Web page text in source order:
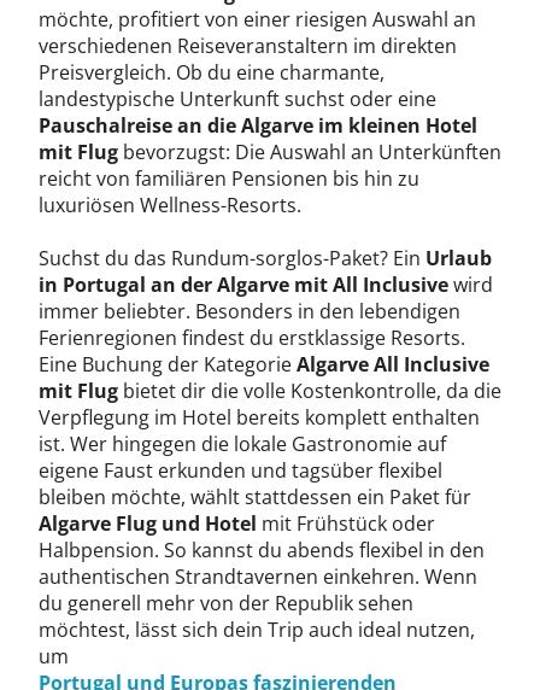
möchte, profitiert von einer riesigen Auswahl an
verschiedenen Reiseveranstaltern im direkten
Preisvergleich. Ob du eine charmante,
landestypische Unterkunft suchst oder eine
Pauschalreise an die Algarve im kleinen Hotel
mit Flug bevorzugst: Die Auswahl an Unterkünften
reicht von familiären Pensionen bis hin zu
luxuriösen Wellness-Resorts.
Suchst du das Rundum-sorglos-Paket? Ein Urlaub
in Portugal an der Algarve mit All Inclusivewird
immer beliebter. Besonders in den lebendigen
Ferienregionen findest du erstklassige Resorts.
Eine Buchung der KategorieAlgarve All Inclusive
mit Flug bietet dir die volle Kostenkontrolle, da die
Verpflegung im Hotel bereits komplett enthalten
ist. Wer hingegen die lokale Gastronomie auf
eigene Faust erkunden und tagsüber flexibel
bleiben möchte, wählt stattdessen ein Paket für
Algarve Flug und Hotel mit Frühstück oder
Halbpension. So kannst du abends flexibel in den
authentischen Strandtavernen einkehren. Wenn
du generell mehr von der Republik sehen
möchtest, lässt sich dein Trip auch ideal nutzen,
um
Portugal und Europas faszinierenden